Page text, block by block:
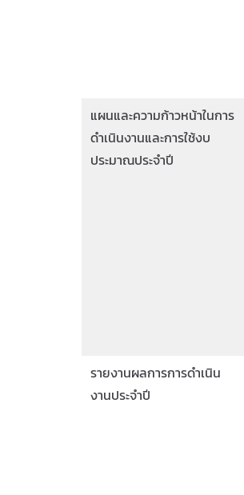
แผนและความก้าวหน้าในการ
ดำเนินงานและการใช้งบ
ประมาณประจำปี
รายงานผลการการดำเนิน
งานประจำปี